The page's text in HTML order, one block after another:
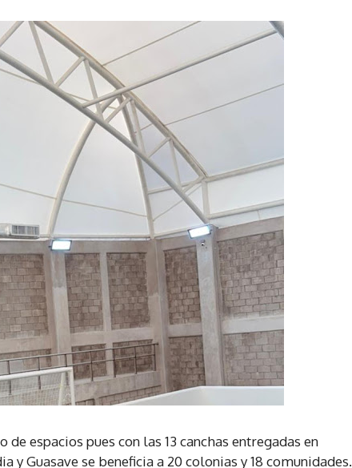
espacios pues con las 13 canchas entregadas en
y Guasave se beneficia a 20 colonias y 18 comunidades.